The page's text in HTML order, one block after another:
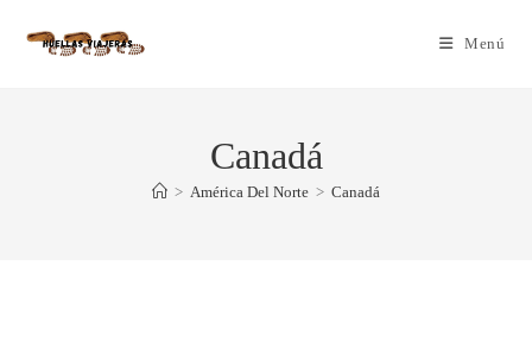
Menú
Canadá
> América Del Norte > Canadá